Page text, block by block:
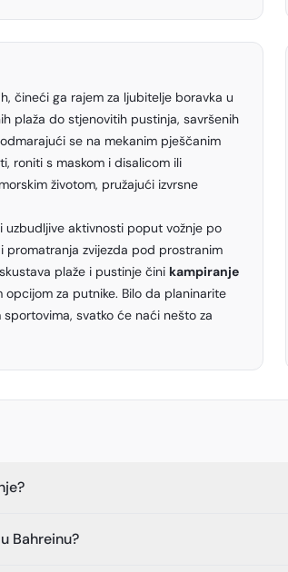
čineći ga rajem za ljubitelje boravka u
plaža do stjenovitih pustinja, savršenih
se na mekanim pješčanim
roniti s maskom i disalicom ili
životom, pružajući izvrsne
uzbudljive aktivnosti poput vožnje po
promatranja zvijezda pod prostranim
plaže i pustinje čini kampiranje
opcijom za putnike. Bilo da planinarite
svatko će naći nešto za
Bahreinu?